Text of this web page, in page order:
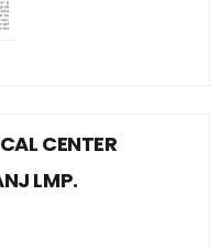
CENTER
LMP.